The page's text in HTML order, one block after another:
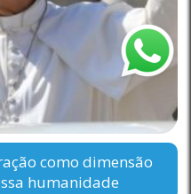
como dimensão
humanidade